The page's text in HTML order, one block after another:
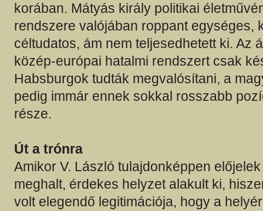
korában. Mátyás király politikai
rendszere valójában roppant egységes,
céltudatos, ám nem teljesedhetett ki. Az
közép-európai hatalmi rendszert csak
Habsburgok tudták megvalósítani, a
pedig immár ennek sokkal rosszabb
része.
Út a trónra
Amikor V. László tulajdonképpen
meghalt, érdekes helyzet alakult ki,
volt elegendő legitimációja, hogy a